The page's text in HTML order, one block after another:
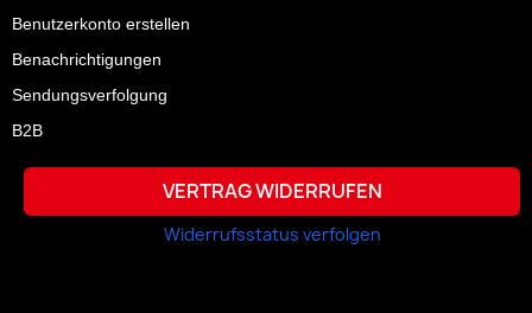
Benutzerkonto erstellen
Benachrichtigungen
Sendungsverfolgung
B2B
VERTRAG WIDERRUFEN
Widerrufsstatus verfolgen